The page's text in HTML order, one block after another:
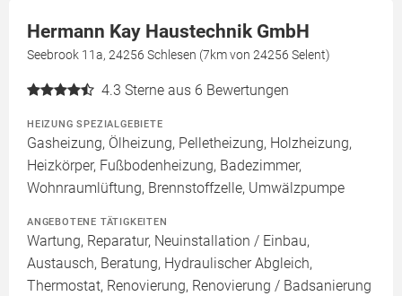
Hermann Kay Haustechnik GmbH
Seebrook 11a, 24256 Schlesen (7km von 24256 Selent)
4.3 Sterne aus 6 Bewertungen
HEIZUNG SPEZIALGEBIETE
Gasheizung, Ölheizung, Pelletheizung, Holzheizung,
Heizkörper, Fußbodenheizung, Badezimmer,
Wohnraumlüftung, Brennstoffzelle, Umwälzpumpe
ANGEBOTENE TÄTIGKEITEN
Wartung, Reparatur, Neuinstallation / Einbau,
Austausch, Beratung, Hydraulischer Abgleich,
Thermostat, Renovierung, Renovierung / Badsanierung